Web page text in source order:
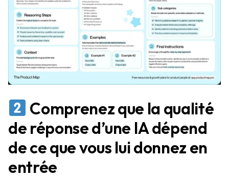
Comprenez que la qualité
de réponse d’une IA dépend
de ce que vous lui donnez en
entrée